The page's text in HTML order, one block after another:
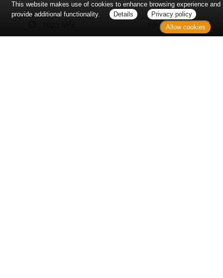
70%
03:52 Uhr
19:01 Uhr
This website makes use of cookies to enhance browsing experience and
provide additional functionality.
Details
Privacy policy
Allow cookies